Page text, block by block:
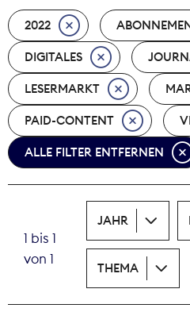
Nova
Theodor-
2022
DIGITALES
LESERMARKT
PAID-CONTENT
ALLE FILTER ENTFERNEN
1 bis 1
von 1
JAHR
THEMA